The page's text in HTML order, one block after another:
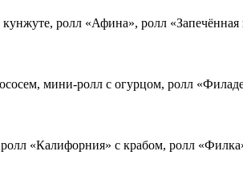
ролл «Афина», ролл «Запечённая
мини-ролл с огурцом, ролл
«Калифорния» с крабом, ролл